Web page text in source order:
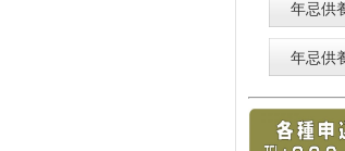
年忌供
年忌供